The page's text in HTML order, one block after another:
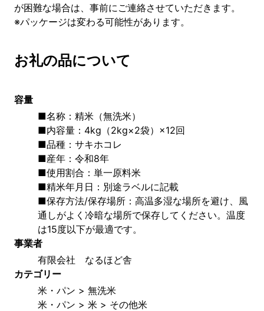
が困難な場合は、事前にご連絡させていただきます。
※パッケージは変わる可能性があります。
お礼の品について
容量
■名称：精米（無洗米）
■内容量：4kg（2kg×2袋）×12回
■品種：サキホコレ
■産年：令和8年
■使用割合：単一原料米
■精米年月日：別途ラベルに記載
■保存方法/保存場所：高温多湿な場所を避け、風
通しがよく冷暗な場所で保存してください。温度
は15度以下が最適です。
事業者
有限会社　なるほど舎
カテゴリー
米・パン > 無洗米
米・パン > 米 > その他米